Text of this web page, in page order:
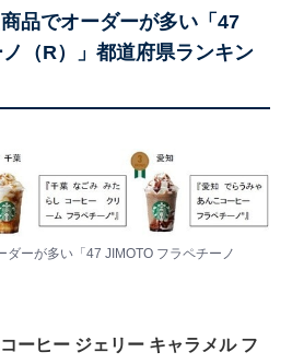
品でオーダーが多い「47
（R）」都道府県ランキン
ダーが多い「47 JIMOTO フラペチーノ
ーヒー ジェリー キャラメル フ